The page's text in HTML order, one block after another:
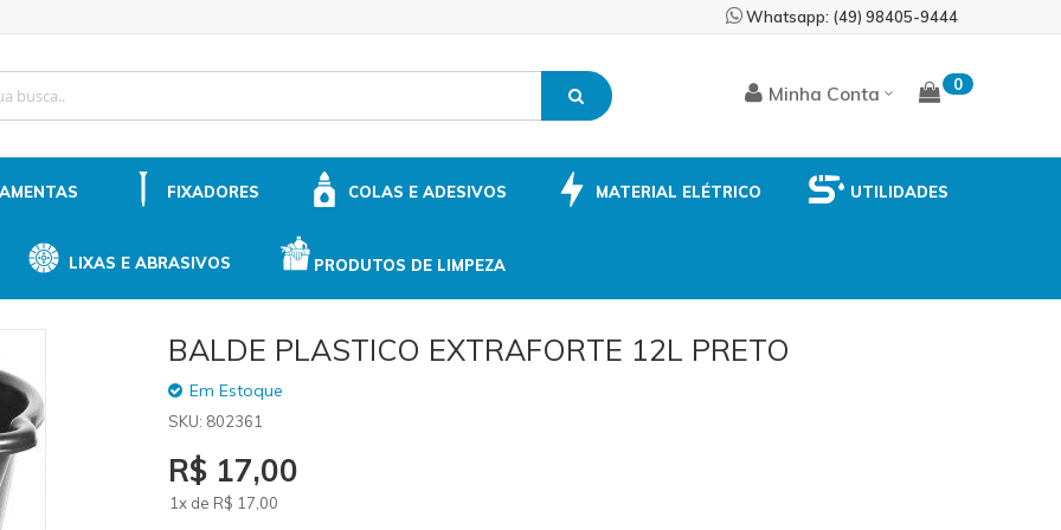
Whatsapp: (49) 98405-9444
Skip
to
0
Minha Conta
FIXADORES COLAS E ADESIVOS MATERIAL ELÉTRICO UTILIDADES
LIXAS E ABRASIVOS PRODUTOS DE LIMPEZA
BALDE PLASTICO EXTRAFORTE 12L PRETO
Em Estoque
SKU 802361
R$ 17,00
1x de R$ 17 ,00